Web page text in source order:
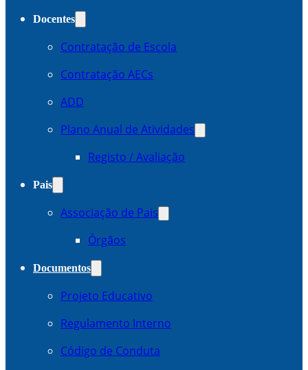
Docentes
Contratação de Escola
Contratação AECs
ADD
Plano Anual de Atividades
Registo / Avaliação
Pais
Associação de Pais
Órgãos
Documentos
Projeto Educativo
Regulamento Interno
Código de Conduta